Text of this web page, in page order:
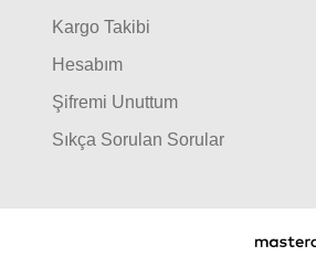
Kargo Takibi
Hesabım
Şifremi Unuttum
Sıkça Sorulan Sorular